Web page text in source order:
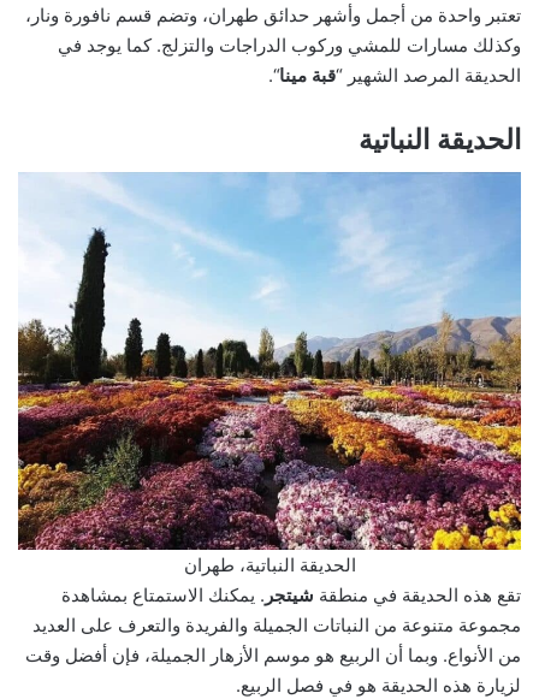
تعتبر واحدة من أجمل وأشهر حدائق طهران، وتضم قسم نافورة ونار،
وكذلك مسارات للمشي وركوب الدراجات والتزلج. كما يوجد في
الحديقة المرصد الشهير “قبة مينا“.
الحديقة النباتية
الحديقة النباتية، طهران
تقع هذه الحديقة في منطقة شيتجر . يمكنك الاستمتاع بمشاهدة
مجموعة متنوعة من النباتات الجميلة والفريدة والتعرف على العديد
من الأنواع. وبما أن الربيع هو موسم الأزهار الجميلة، فإن أفضل وقت
لزيارة هذه الحديقة هو في فصل الربيع.